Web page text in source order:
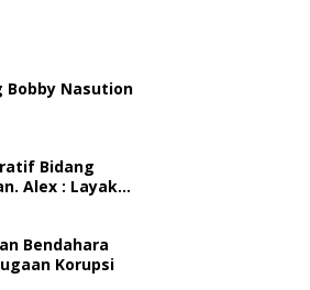
Bobby Nasution
Bidang
Alex : Layak
Bendahara
Korupsi